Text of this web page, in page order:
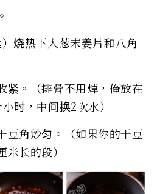
烧热下入葱末姜片和八角
紧。（排骨不用焯，俺放在
时，中间换2次水）
豆角炒匀。（如果你的干豆
长的段）